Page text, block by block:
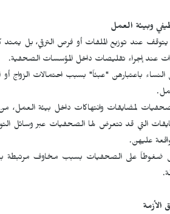
وبيئة العمل
يتوقف عند توزيع الملفات أو فرص الترقي، بل
عند إجراء تقليصات داخل المؤسسات الصحفية.
باعتبارهن "عبئاً" بسبب احتمالات الزواج أو
لمضايقات وانتهاكات داخل بيئة العمل، من
التي قد تتعرض لها الصحفيات عبر وسائل
عليهن.
ضغوطاً على الصحفيات بسبب مخاوف مرتبطة
الأزمة